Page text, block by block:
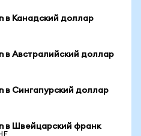
в Канадский доллар
в Австралийский доллар
в Сингапурский доллар
в Швейцарский франк